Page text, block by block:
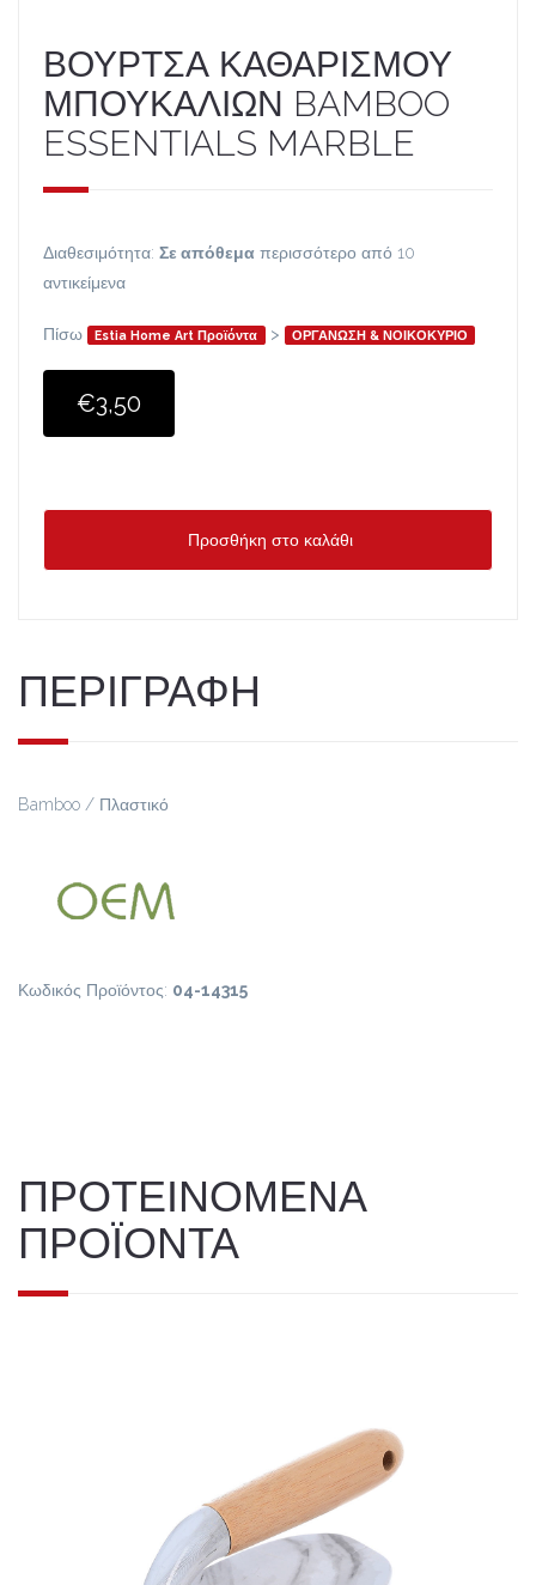
ΒΟΥΡΤΣΑ ΚΑΘΑΡΙΣΜΟΥ
ΜΠΟΥΚΑΛΙΩΝ BAMBOO
ESSENTIALS MARBLE
Διαθεσιμότητα: Σε απόθεμα περισσότερο από 10
αντικείμενα
Πίσω Estia Home Art Προϊόντα > ΟΡΓΑΝΩΣΗ & ΝΟΙΚΟΚΥΡΙΟ
€3,50
Προσθήκη στο καλάθι
ΠΕΡΙΓΡΑΦΗ
Bamboo / Πλαστικό
Κωδικός Προϊόντος: 04-14315
ΠΡΟΤΕΙΝΟΜΕΝΑ
ΠΡΟΪΟΝΤΑ